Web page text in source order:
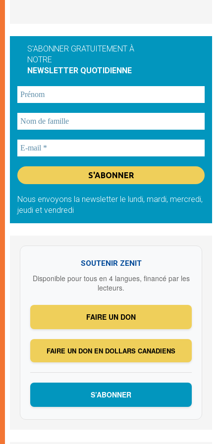
S'ABONNER GRATUITEMENT À
NOTRE
NEWSLETTER QUOTIDIENNE
Nous envoyons la newsletter le lundi, mardi, mercredi,
jeudi et vendredi
SOUTENIR ZENIT
Disponible pour tous en 4 langues, financé par les
lecteurs.
FAIRE UN DON
FAIRE UN DON EN DOLLARS CANADIENS
S’ABONNER